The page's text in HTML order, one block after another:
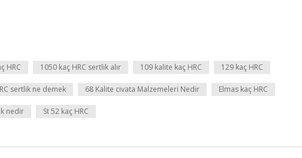
HRC 1050 kaç HRC sertlik alır 109 kalite kaç HRC 129 kaç HRC
sertlik ne demek 68 Kalite civata Malzemeleri Nedir Elmas kaç HRC
nedir St 52 kaç HRC